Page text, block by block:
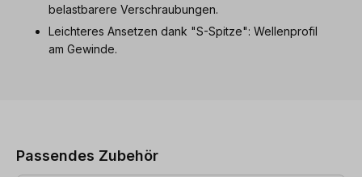
belastbarere Verschraubungen.
Leichteres Ansetzen dank "S-Spitze": Wellenprofil
am Gewinde.
Passendes Zubehör